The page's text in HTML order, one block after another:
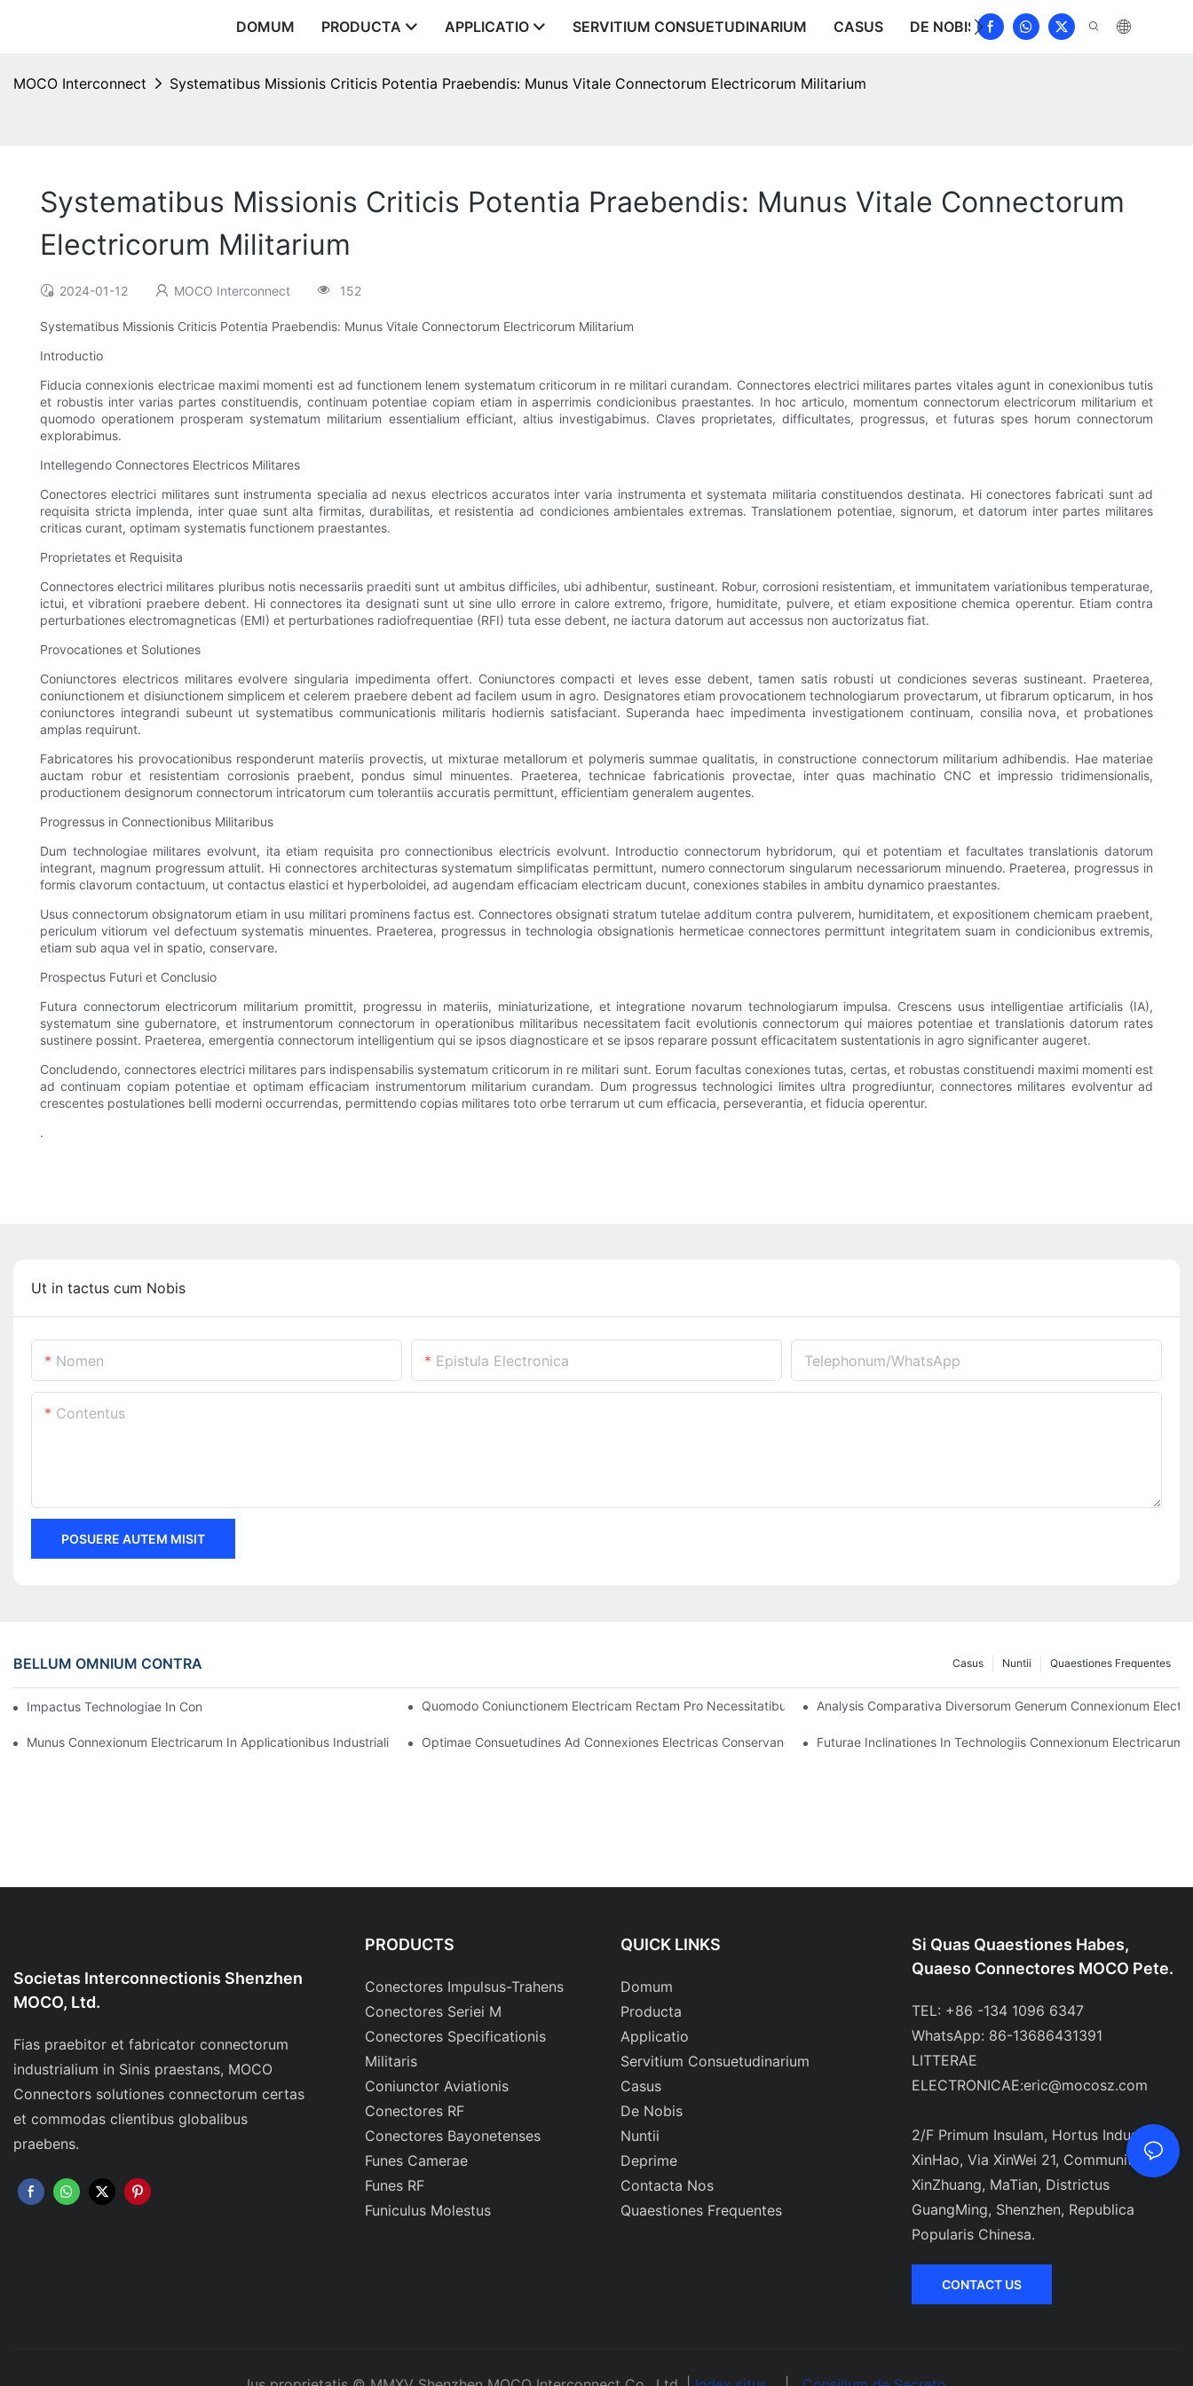
DOMUM PRODUCTA APPLICATIO SERVITIUM CONSUETUDINARIUM CASUS DE NOBIS NUNTII DEPRIME
MOCO Interconnect Systematibus Missionis Criticis Potentia Praebendis: Munus Vitale Connectorum Electricorum Militarium
Systematibus Missionis Criticis Potentia Praebendis: Munus Vitale Connectorum
Electricorum Militarium
2024-01-12 MOCO Interconnect 152
Systematibus Missionis Criticis Potentia Praebendis: Munus Vitale Connectorum Electricorum Militarium
Introductio
Fiducia connexionis electricae maximi momenti est ad functionem lenem systematum criticorum in re militari curandam. Connectores electrici militares partes vitales agunt in conexionibus tutis
et robustis inter varias partes constituendis, continuam potentiae copiam etiam in asperrimis condicionibus praestantes. In hoc articulo, momentum connectorum electricorum militarium et
quomodo operationem prosperam systematum militarium essentialium efficiant, altius investigabimus. Claves proprietates, difficultates, progressus, et futuras spes horum connectorum
explorabimus.
Intellegendo Connectores Electricos Militares
Conectores electrici militares sunt instrumenta specialia ad nexus electricos accuratos inter varia instrumenta et systemata militaria constituendos destinata. Hi conectores fabricati sunt ad
requisita stricta implenda, inter quae sunt alta firmitas, durabilitas, et resistentia ad condiciones ambientales extremas. Translationem potentiae, signorum, et datorum inter partes militares
criticas curant, optimam systematis functionem praestantes.
Proprietates et Requisita
Connectores electrici militares pluribus notis necessariis praediti sunt ut ambitus difficiles, ubi adhibentur, sustineant. Robur, corrosioni resistentiam, et immunitatem variationibus temperaturae,
ictui, et vibrationi praebere debent. Hi connectores ita designati sunt ut sine ullo errore in calore extremo, frigore, humiditate, pulvere, et etiam expositione chemica operentur. Etiam contra
perturbationes electromagneticas (EMI) et perturbationes radiofrequentiae (RFI) tuta esse debent, ne iactura datorum aut accessus non auctorizatus fiat.
Provocationes et Solutiones
Coniunctores electricos militares evolvere singularia impedimenta offert. Coniunctores compacti et leves esse debent, tamen satis robusti ut condiciones severas sustineant. Praeterea,
coniunctionem et disiunctionem simplicem et celerem praebere debent ad facilem usum in agro. Designatores etiam provocationem technologiarum provectarum, ut fibrarum opticarum, in hos
coniunctores integrandi subeunt ut systematibus communicationis militaris hodiernis satisfaciant. Superanda haec impedimenta investigationem continuam, consilia nova, et probationes
amplas requirunt.
Fabricatores his provocationibus responderunt materiis provectis, ut mixturae metallorum et polymeris summae qualitatis, in constructione connectorum militarium adhibendis. Hae materiae
auctam robur et resistentiam corrosionis praebent, pondus simul minuentes. Praeterea, technicae fabricationis provectae, inter quas machinatio CNC et impressio tridimensionalis,
productionem designorum connectorum intricatorum cum tolerantiis accuratis permittunt, efficientiam generalem augentes.
Progressus in Connectionibus Militaribus
Dum technologiae militares evolvunt, ita etiam requisita pro connectionibus electricis evolvunt. Introductio connectorum hybridorum, qui et potentiam et facultates translationis datorum
integrant, magnum progressum attulit. Hi connectores architecturas systematum simplificatas permittunt, numero connectorum singularum necessariorum minuendo. Praeterea, progressus in
formis clavorum contactuum, ut contactus elastici et hyperboloidei, ad augendam efficaciam electricam ducunt, conexiones stabiles in ambitu dynamico praestantes.
Usus connectorum obsignatorum etiam in usu militari prominens factus est. Connectores obsignati stratum tutelae additum contra pulverem, humiditatem, et expositionem chemicam praebent,
periculum vitiorum vel defectuum systematis minuentes. Praeterea, progressus in technologia obsignationis hermeticae connectores permittunt integritatem suam in condicionibus extremis,
etiam sub aqua vel in spatio, conservare.
Prospectus Futuri et Conclusio
Futura connectorum electricorum militarium promittit, progressu in materiis, miniaturizatione, et integratione novarum technologiarum impulsa. Crescens usus intelligentiae artificialis (IA),
systematum sine gubernatore, et instrumentorum connectorum in operationibus militaribus necessitatem facit evolutionis connectorum qui maiores potentiae et translationis datorum rates
sustinere possint. Praeterea, emergentia connectorum intelligentium qui se ipsos diagnosticare et se ipsos reparare possunt efficacitatem sustentationis in agro significanter augeret.
Concludendo, connectores electrici militares pars indispensabilis systematum criticorum in re militari sunt. Eorum facultas conexiones tutas, certas, et robustas constituendi maximi momenti est
ad continuam copiam potentiae et optimam efficaciam instrumentorum militarium curandam. Dum progressus technologici limites ultra progrediuntur, connectores militares evolventur ad
crescentes postulationes belli moderni occurrendas, permittendo copias militares toto orbe terrarum ut cum efficacia, perseverantia, et fiducia operentur.
.
Ut in tactus cum Nobis
Nomen Epistula Electronica Telephonum/WhatsApp
Contentus
POSUERE AUTEM MISIT
BELLUM OMNIUM CONTRA Quaestiones Frequentes
Nuntii
Casus
Impactus Technologiae In Conexiones Electricas In Electronicis Quomodo Coniunctionem Electricam Rectam Pro Necessitatibus Tuis EligasAnalysis Comparativa Diversorum Generum Connexionum
Munus Connexionum Electricarum In Applicationibus Industrialibus Optimae Consuetudines Ad Connexiones Electricas Conservandas Futurae Inclinationes In Technologiis Connexionum Electricarum
Societas Interconnectionis Shenzhen
MOCO, Ltd.
Fias praebitor et fabricator connectorum
industrialium in Sinis praestans, MOCO
Connectors solutiones connectorum certas
et commodas clientibus globalibus
praebens.
PRODUCTS
Conectores Impulsus-Trahens
Conectores Seriei M
Conectores Specificationis
Militaris
Coniunctor Aviationis
Conectores RF
Conectores Bayonetenses
Funes Camerae
Funes RF
Funiculus Molestus
QUICK LINKS
Domum
Producta
Applicatio
Servitium Consuetudinarium
Casus
De Nobis
Nuntii
Deprime
Contacta Nos
Quaestiones Frequentes
Si Quas Quaestiones Habes,
Quaeso Connectores MOCO Pete.
TEL: +86 -134 1096 6347
WhatsApp: 86-13686431391
LITTERAE
ELECTRONICAE:eric@mocosz.com
2/F Primum Insulam, Hortus Industrialis
XinHao, Via XinWei 21, Communitas
XinZhuang, MaTian, ​​Districtus
GuangMing, Shenzhen, Republica
Popularis Chinesa.
CONTACT US